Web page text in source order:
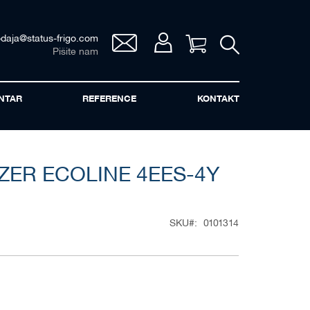
Vaša korpa
frigo.com
Pišite nam
REFERENCE KONTAKT
ECOLINE 4EES-4Y
SKU 0101314